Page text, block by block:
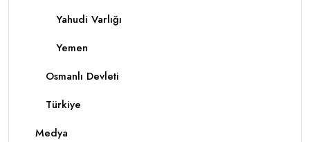
Yahudi Varlığı
Yemen
Osmanlı Devleti
Türkiye
Medya